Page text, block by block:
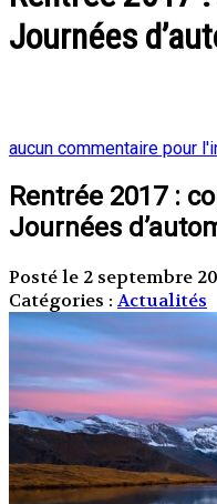
Journées
aucun commentaire pour
Rentrée 2017 :
Journées
Posté le 2 septembre
Catégories :Actualités